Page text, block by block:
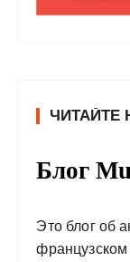
ЧИТАЙТЕ
Блог
Это блог об
французском